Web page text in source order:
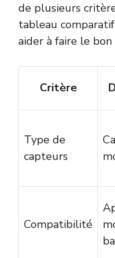
de plusieurs
tableau
aider à faire le
Critère
Type de
capteurs
Compatibilité